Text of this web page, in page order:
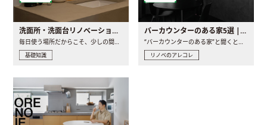
洗面所・洗面台リノベーションの事例と間取りアイデア
毎日使う場所だからこそ、少しの間取りの工夫や素材の選び方で..
基礎知識
バーカウンターのある家5選 | 日常に馴染む“距離の近い”キッチンとは
“バーカウンターのある家”と聞くと、少し特別な、大人のための..
リノベのアレコレ